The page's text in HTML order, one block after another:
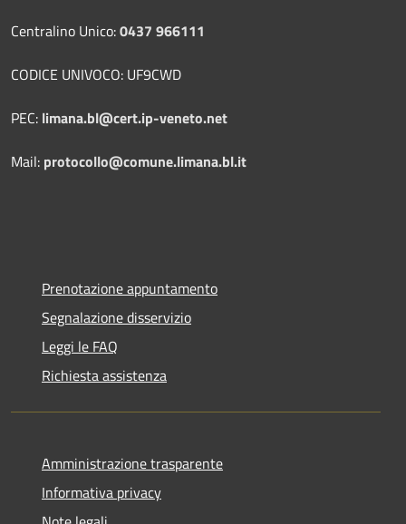
Centralino Unico:0437 966111
CODICE UNIVOCO: UF9CWD
PEC: limana.bl@cert.ip-veneto.net
Mail: protocollo@comune.limana.bl.it
Prenotazione appuntamento
Segnalazione disservizio
Leggi le FAQ
Richiesta assistenza
Amministrazione trasparente
Informativa privacy